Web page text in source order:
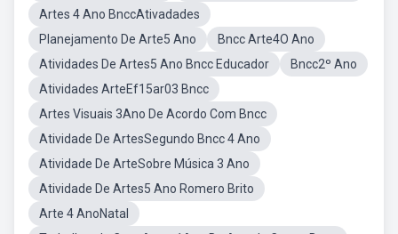
Artes 4 Ano BnccAtivadades
Planejamento De Arte5 Ano
Bncc Arte4O Ano
Atividades De Artes5 Ano Bncc Educador
Bncc2º Ano
Atividades ArteEf15ar03 Bncc
Artes Visuais 3Ano De Acordo Com Bncc
Atividade De ArtesSegundo Bncc 4 Ano
Atividade De ArteSobre Música 3 Ano
Atividade De Artes5 Ano Romero Brito
Arte 4 AnoNatal